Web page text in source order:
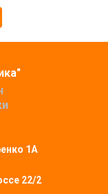
1А
22/2